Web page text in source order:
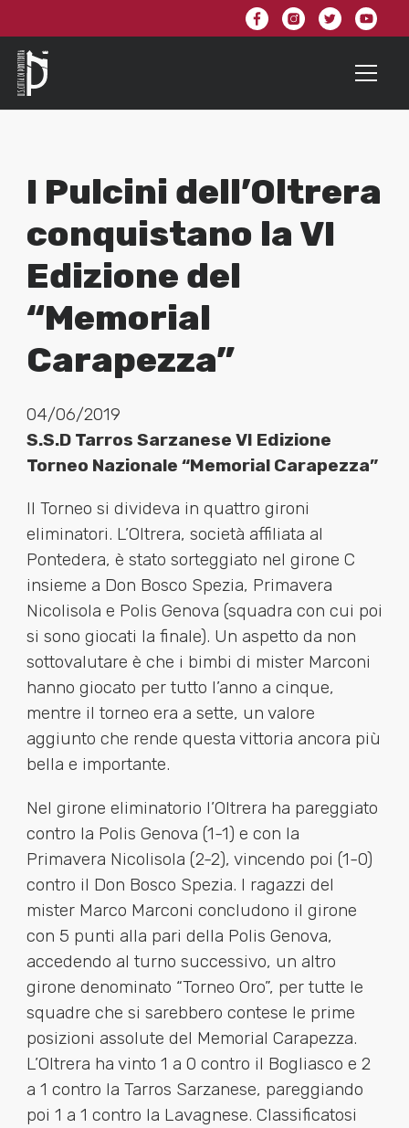
I Pulcini dell’Oltrera
conquistano la VI
Edizione del
“Memorial
Carapezza”
04/06/2019
S.S.D Tarros Sarzanese VI Edizione
Torneo Nazionale “Memorial Carapezza”
Il Torneo si divideva in quattro gironi
eliminatori. L’Oltrera, società affiliata al
Pontedera, è stato sorteggiato nel girone C
insieme a Don Bosco Spezia, Primavera
Nicolisola e Polis Genova (squadra con cui poi
si sono giocati la finale). Un aspetto da non
sottovalutare è che i bimbi di mister Marconi
hanno giocato per tutto l’anno a cinque,
mentre il torneo era a sette, un valore
aggiunto che rende questa vittoria ancora più
bella e importante.
Nel girone eliminatorio l’Oltrera ha pareggiato
contro la Polis Genova (1-1) e con la
Primavera Nicolisola (2-2), vincendo poi (1-0)
contro il Don Bosco Spezia. I ragazzi del
mister Marco Marconi concludono il girone
con 5 punti alla pari della Polis Genova,
accedendo al turno successivo, un altro
girone denominato “Torneo Oro”, per tutte le
squadre che si sarebbero contese le prime
posizioni assolute del Memorial Carapezza.
L’Oltrera ha vinto 1 a 0 contro il Bogliasco e 2
a 1 contro la Tarros Sarzanese, pareggiando
poi 1 a 1 contro la Lavagnese. Classificatosi